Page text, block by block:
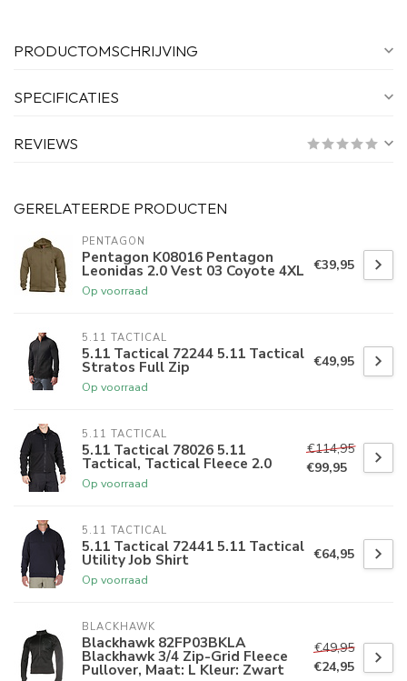
PRODUCTOMSCHRIJVING
SPECIFICATIES
REVIEWS
GERELATEERDE PRODUCTEN
PENTAGON
Pentagon K08016 Pentagon
Leonidas 2.0 Vest 03 Coyote 4XL
Op voorraad
€39,95
5.11 TACTICAL
5.11 Tactical 72244 5.11 Tactical
Stratos Full Zip
Op voorraad
€49,95
5.11 TACTICAL
5.11 Tactical 78026 5.11
Tactical, Tactical Fleece 2.0
Op voorraad
€114,95
€99,95
5.11 TACTICAL
5.11 Tactical 72441 5.11 Tactical
Utility Job Shirt
Op voorraad
€64,95
BLACKHAWK
Blackhawk 82FP03BKLA
Blackhawk 3/4 Zip-Grid Fleece
Pullover, Maat: L Kleur: Zwart
€49,95
€24,95